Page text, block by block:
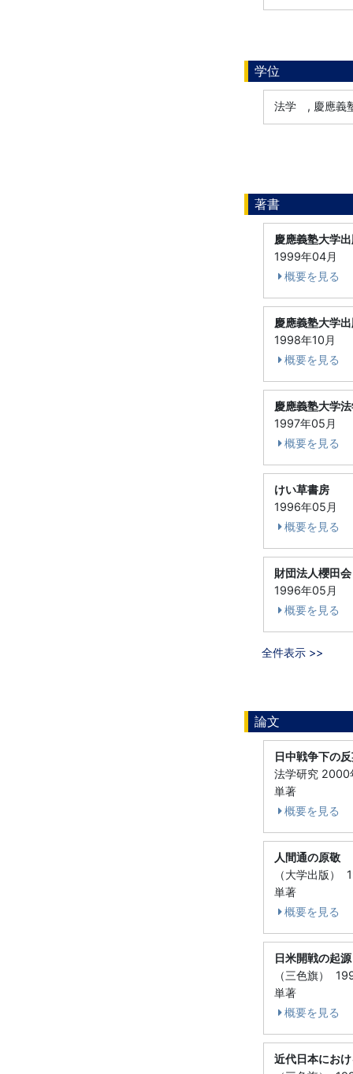
学位
法学 , 慶應義
著書
慶應義塾大学
1999年04月
概要を見る
慶應義塾大学
1998年10月
概要を見る
慶應義塾大学
1997年05月
概要を見る
けい草書房
1996年05月
概要を見る
財団法人櫻田会
1996年05月
概要を見る
全件表示 >>
論文
日中戦争下の
法学研究 2000
単著
概要を見る
人間通の原敬
（大学出版）
単著
概要を見る
日米開戦の起源
（三色旗）
単著
概要を見る
近代日本にお